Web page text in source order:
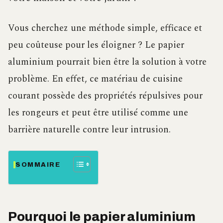
Vous cherchez une méthode simple, efficace et
peu coûteuse pour les éloigner ? Le papier
aluminium pourrait bien être la solution à votre
problème. En effet, ce matériau de cuisine
courant possède des propriétés répulsives pour
les rongeurs et peut être utilisé comme une
barrière naturelle contre leur intrusion.
SOMMAIRE
Pourquoi le papier aluminium